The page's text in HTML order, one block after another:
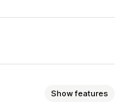
Show features